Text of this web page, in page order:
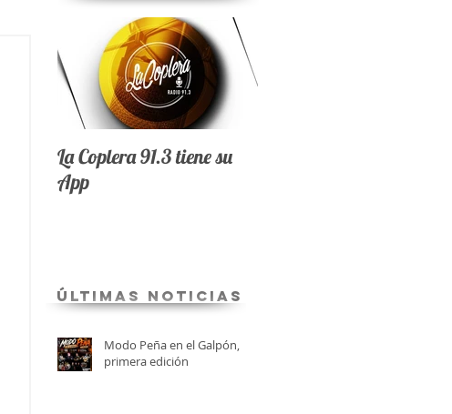
La Coplera 91.3 tiene su
App
últimas Noticias
Modo Peña en el Galpón,
primera edición